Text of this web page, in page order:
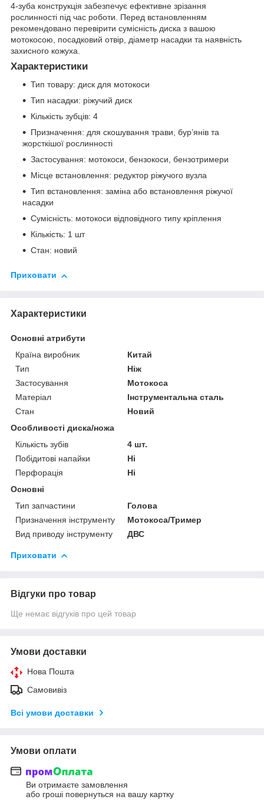
4-зуба конструкція забезпечує ефективне зрізання
рослинності під час роботи. Перед встановленням
рекомендовано перевірити сумісність диска з вашою
мотокосою, посадковий отвір, діаметр насадки та наявність
захисного кожуха.
Характеристики
Тип товару: диск для мотокоси
Тип насадки: ріжучий диск
Кількість зубців: 4
Призначення: для скошування трави, бур’янів та
жорсткішої рослинності
Застосування: мотокоси, бензокоси, бензотримери
Місце встановлення: редуктор ріжучого вузла
Тип встановлення: заміна або встановлення ріжучої
насадки
Сумісність: мотокоси відповідного типу кріплення
Кількість: 1 шт
Стан: новий
Приховати
Характеристики
Основні атрибути
Країна виробник
Китай
Тип
Ніж
Застосування
Мотокоса
Матеріал
Інструментальна сталь
Стан
Новий
Особливості диска/ножа
Кількість зубів
4 шт.
Побідитові напайки
Ні
Перфорація
Ні
Основні
Тип запчастини
Голова
Призначення інструменту
Мотокоса/Тример
Вид приводу інструменту
ДВС
Приховати
Відгуки про товар
Ще немає відгуків про цей товар
Умови доставки
Нова Пошта
Самовивіз
Всі умови доставки
Умови оплати
Ви отримаєте замовлення
або гроші повернуться на вашу картку